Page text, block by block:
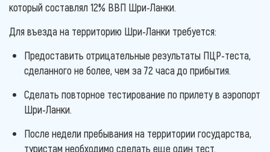
который составлял 12% ВВП Шри-Ланки.
Для въезда на территорию Шри-Ланки требуется:
Предоставить отрицательные результаты ПЦР-теста,
сделанного не более, чем за 72 часа до прибытия.
Сделать повторное тестирование по прилету в аэропорт
Шри-Ланки.
После недели пребывания на территории государства,
туристам необходимо сделать еще один тест.